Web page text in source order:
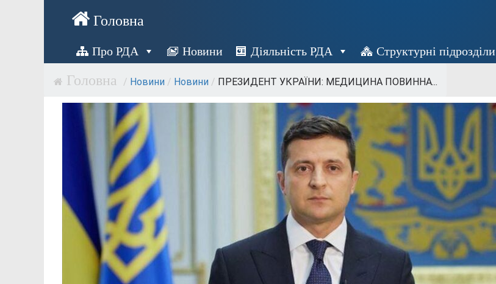
Про РДА Новини Діяльність РДА Структурні підрозділи
/ Новини / Новини / ПРЕЗИДЕНТ УКРАЇНИ: МЕДИЦИНА ПОВИННА...